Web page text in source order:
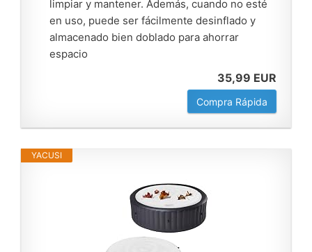
limpiar y mantener. Además, cuando no esté
en uso, puede ser fácilmente desinflado y
almacenado bien doblado para ahorrar
espacio
35,99 EUR
Compra Rápida
YACUSI